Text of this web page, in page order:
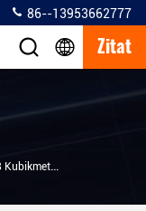
86--13953662777
Zitat
Kleiner See-Unkrauternter Zur Sammlung Und Reinigung Von Flusspflanzen